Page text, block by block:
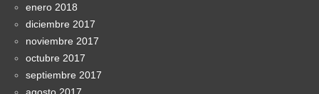
enero 2018
diciembre 2017
noviembre 2017
octubre 2017
septiembre 2017